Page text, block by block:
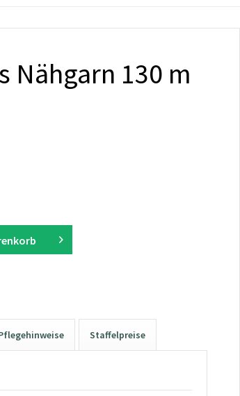
Nähgarn 130 m
Staffelpreise